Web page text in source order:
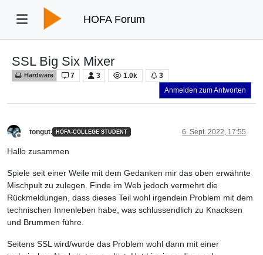
HOFA Forum
SSL Big Six Mixer
Hardware 7 3 1.0k
3
Anmelden zum Antworten
tongut. HOFA-COLLEGE STUDENT 6. Sept. 2022, 17:55
Hallo zusammen
Spiele seit einer Weile mit dem Gedanken mir das oben erwähnte
Mischpult zu zulegen. Finde im Web jedoch vermehrt die
Rückmeldungen, dass dieses Teil wohl irgendein Problem mit dem
technischen Innenleben habe, was schlussendlich zu Knacksen
und Brummen führe.
Seitens SSL wird/wurde das Problem wohl dann mit einer